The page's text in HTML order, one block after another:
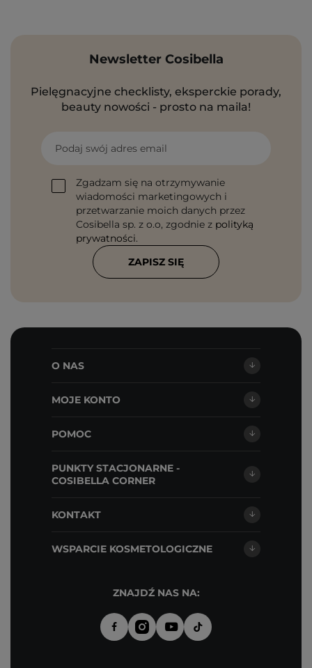
Newsletter Cosibella
Pielęgnacyjne checklisty, eksperckie porady,
beauty nowości - prosto na maila!
Podaj swój adres email
Zgadzam się na otrzymywanie
wiadomości marketingowych i
przetwarzanie moich danych przez
Cosibella sp. z o.o, zgodnie z polityką
prywatności.
ZAPISZ SIĘ
O NAS
MOJE KONTO
POMOC
PUNKTY STACJONARNE -
COSIBELLA CORNER
KONTAKT
WSPARCIE KOSMETOLOGICZNE
ZNAJDŹ NAS NA: